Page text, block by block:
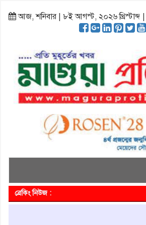
আজ, শনিবার | ৮ই আগস্ট, ২০২৬
ব্রেকিং নিউজ :